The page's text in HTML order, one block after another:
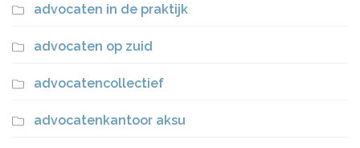
advocaten in de praktijk
advocaten op zuid
advocatencollectief
advocatenkantoor aksu